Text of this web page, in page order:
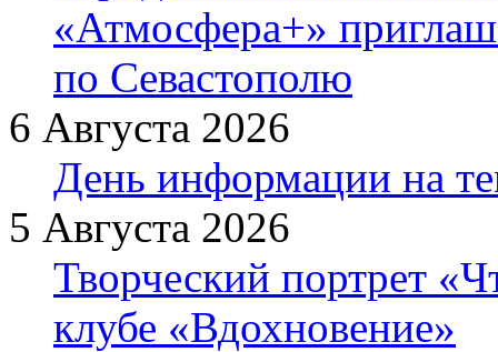
«Атмосфера+»
по Севастополю
6 Августа 2026
День информации на
5 Августа 2026
Творческий портрет
клубе «Вдохновение»